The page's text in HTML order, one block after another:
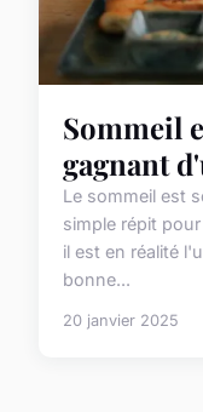
Sommeil
gagnant
Le sommeil est
simple répit
il est en réalité
bonne...
20 janvier 2025